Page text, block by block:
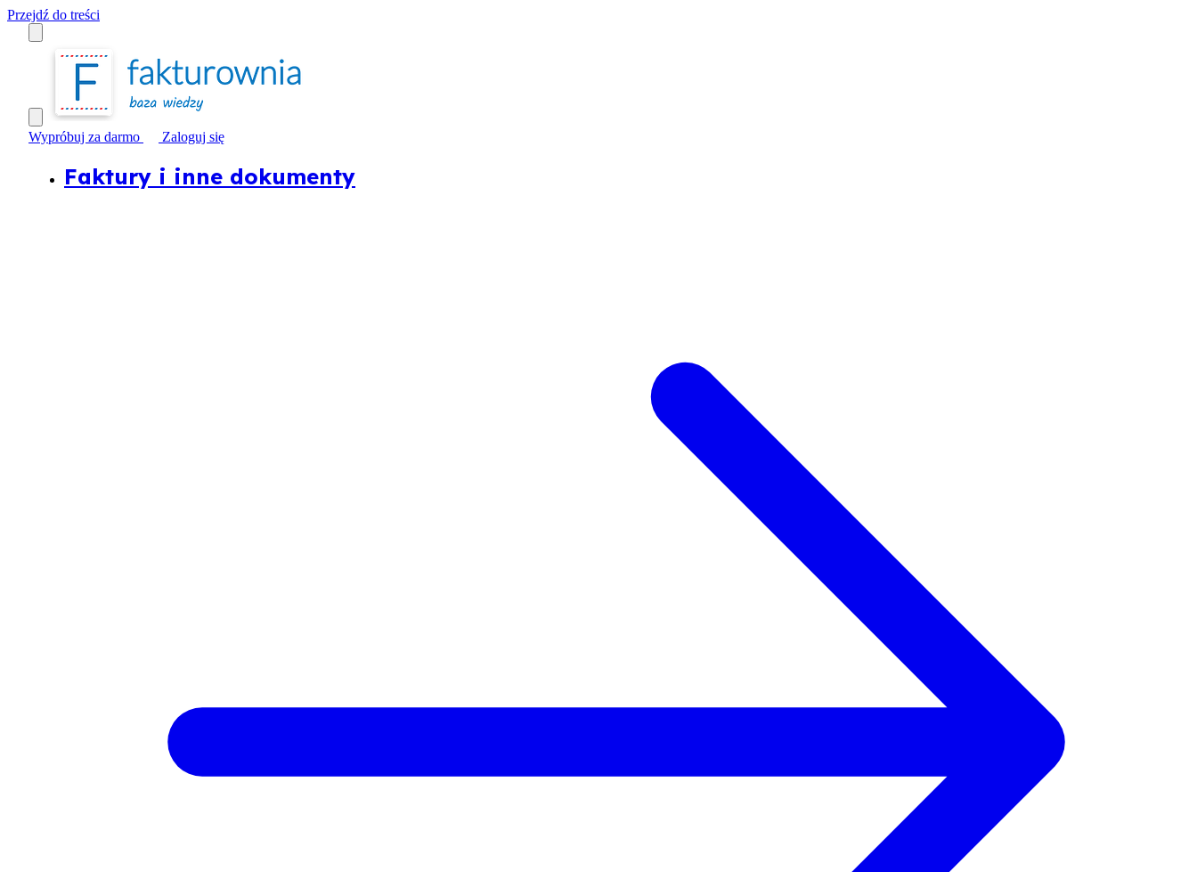
Przejdź do treści
Wypróbuj za darmo Zaloguj się
Faktury i inne dokumenty